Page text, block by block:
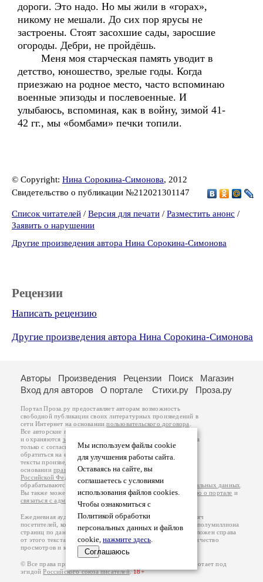
дороги. Это надо. Но мы жили в «горах»,
никому не мешали. До сих пор ярусы не
застроены. Стоят засохшие сады, заросшие
огороды. Дебри, не пройдёшь.
Меня моя старческая память уводит в
детство, юношество, зрелые годы. Когда
приезжаю на родное место, часто вспоминаю
военные эпизоды и послевоенные. И
улыбаюсь, вспоминая, как в войну, зимой 41-
42 гг., мы «бомбами» печки топили.
© Copyright: Нина Сорокина-Симонова, 2012
Свидетельство о публикации №212021301147
Список читателей / Версия для печати / Разместить анонс /
Заявить о нарушении
Другие произведения автора Нина Сорокина-Симонова
Рецензии
Написать рецензию
Другие произведения автора Нина Сорокина-Симонова
Мы используем файлы cookie
для улучшения работы сайта.
Оставаясь на сайте, вы
соглашаетесь с условиями
использования файлов cookies.
Чтобы ознакомиться с
Политикой обработки
персональных данных и файлов
cookie, нажмите здесь.
Соглашаюсь
Авторы Произведения Рецензии Поиск
Магазин
Вход для авторов
О портале Стихи.ру Проза.ру
Портал Проза.ру предоставляет авторам возможность
свободной публикации своих литературных произведений в
сети Интернет на основаниипользовательского договора
Все авторские права на произведения принадлежат авторам
и охраняются законом
. Перепечатка произведений возможна
только с согласия его автора, к которому вы можете
обратиться на его авторской странице. Ответственность за
тексты произведений авторы несут самостоятельно на
основанииправил публикацииизаконодательства
Российской Федерации
обрабатываются на основанииПолитики обработки персональных данных
Вы также можете посмотреть более подробнуюинформацию о портале и
связаться с администрацией
Ежедневная аудитория портала Проза.ру – порядка 100 тысяч
посетителей, которые в общей сумме просматривают более полумиллиона
страниц по данным счетчика посещаемости, который расположен справа
от этого текста. В каждой графе указано по две цифры: количество
просмотров и количество посетителей.
© Все права принадлежат авторам, 2000-2026. Портал работает под
эгидойРоссийского союза писателей.18+